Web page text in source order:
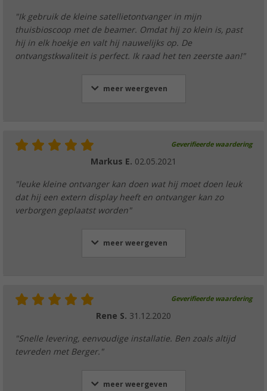
"Ik gebruik de kleine satellietontvanger in mijn
thuisbioscoop met de beamer. Omdat hij zo klein is, past
hij in elk hoekje en valt hij nauwelijks op. De
ontvangstkwaliteit is perfect. Ik raad het ten zeerste aan!"
meer weergeven
Geverifieerde waardering
Markus E. 02.05.2021
"leuke kleine ontvanger kan doen wat hij moet doen leuk
dat hij een extern display heeft en ontvanger kan zo
verborgen geplaatst worden"
meer weergeven
Geverifieerde waardering
Rene S. 31.12.2020
"Snelle levering, eenvoudige installatie. Ben zoals altijd
tevreden met Berger."
meer weergeven